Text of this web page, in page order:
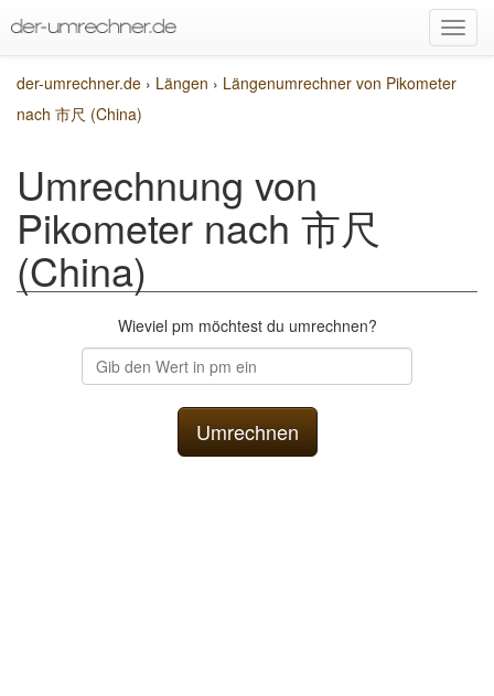
der-umrechner.de › Längen › Längenumrechner von Pikometer
nach 市尺 (China)
Umrechnung von
Pikometer nach 市尺
(China)
Wieviel pm möchtest du umrechnen?